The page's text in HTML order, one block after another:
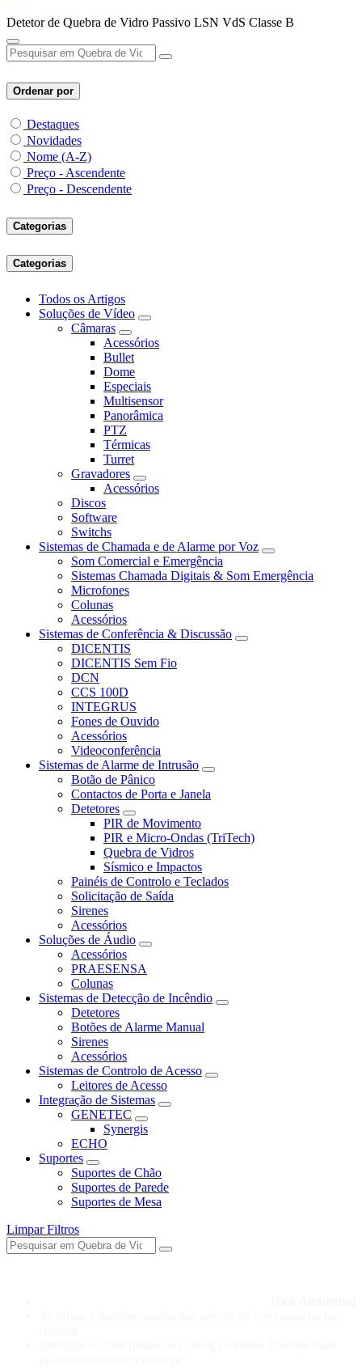
Detetor de Quebra de Vidro Passivo LSN VdS Classe B
Ordenar por
Destaques
Novidades
Nome (A-Z)
Preço - Ascendente
Preço - Descendente
Categorias
Categorias
Todos os Artigos
Soluções de Vídeo
Câmaras
Acessórios
Bullet
Dome
Especiais
Multisensor
Panorâmica
PTZ
Térmicas
Turret
Gravadores
Acessórios
Discos
Software
Switchs
Sistemas de Chamada e de Alarme por Voz
Som Comercial e Emergência
Sistemas Chamada Digitais & Som Emergência
Microfones
Colunas
Acessórios
Sistemas de Conferência & Discussão
DICENTIS
DICENTIS Sem Fio
DCN
CCS 100D
INTEGRUS
Fones de Ouvido
Acessórios
Videoconferência
Sistemas de Alarme de Intrusão
Botão de Pânico
Contactos de Porta e Janela
Detetores
PIR de Movimento
PIR e Micro-Ondas (TriTech)
Quebra de Vidros
Sísmico e Impactos
Painéis de Controlo e Teclados
Solicitação de Saída
Sirenes
Acessórios
Soluções de Áudio
Acessórios
PRAESENSA
Colunas
Sistemas de Detecção de Incêndio
Detetores
Botões de Alarme Manual
Sirenes
Acessórios
Sistemas de Controlo de Acesso
Leitores de Acesso
Integração de Sistemas
GENETEC
Synergis
ECHO
Suportes
Suportes de Chão
Suportes de Parede
Suportes de Mesa
Limpar Filtros